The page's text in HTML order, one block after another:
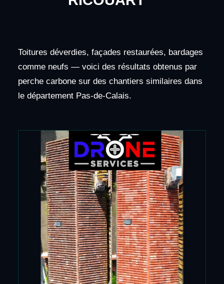
Toitures déverdies, façades restaurées, bardages
comme neufs — voici des résultats obtenus par
perche carbone sur des chantiers similaires dans
le département Pas-de-Calais.